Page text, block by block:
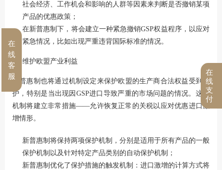
社会经济、工作机会和影响的人群等因素来判断是否撤销某项
产品的优惠政策；
在新普惠制下，将会建立一种紧急撤销GSP权益程序，以应对
紧急情况，比如出现严重违背国际标准的情况。
维护欧盟产业利益
新普惠制也将通过机制设定来保护欧盟的生产商合法权益受到保
护，特别是当出现因GSP进口导致严重的市场问题的情况。这项
机制将建立非常措施——允许恢复正常的关税以应对优惠进口激
增情形。
新普惠制将保持两项保护机制，分别是适用于所有产品的一般
保护机制以及针对特定产品类别的自动保护机制；
新普惠制优化了保护措施的触发机制：进口激增的计算方式将
在
线
客
服
在
线
支
付